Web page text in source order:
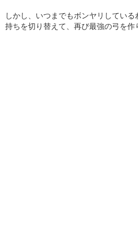
しかし、いつまでもボンヤリしてい
持ちを切り替えて、再び最強の弓を作